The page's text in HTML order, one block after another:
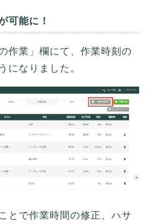
可能に！
作業」欄にて、作業時刻の
になりました。
で作業時間の修正、ハサ